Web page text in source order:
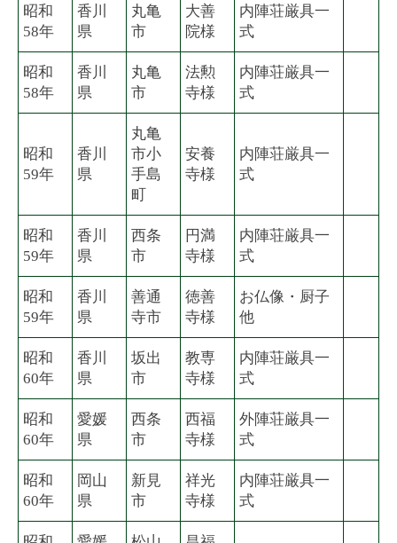
昭和
58年
香川
県
丸亀
市
大善
院様
内陣荘厳具一
式
昭和
58年
香川
県
丸亀
市
法勲
寺様
内陣荘厳具一
式
昭和
59年
香川
県
丸亀
市小
手島
町
安養
寺様
内陣荘厳具一
式
昭和
59年
香川
県
西条
市
円満
寺様
内陣荘厳具一
式
昭和
59年
香川
県
善通
寺市
徳善
寺様
お仏像・厨子
他
昭和
60年
香川
県
坂出
市
教専
寺様
内陣荘厳具一
式
昭和
60年
愛媛
県
西条
市
西福
寺様
外陣荘厳具一
式
昭和
60年
岡山
県
新見
市
祥光
寺様
内陣荘厳具一
式